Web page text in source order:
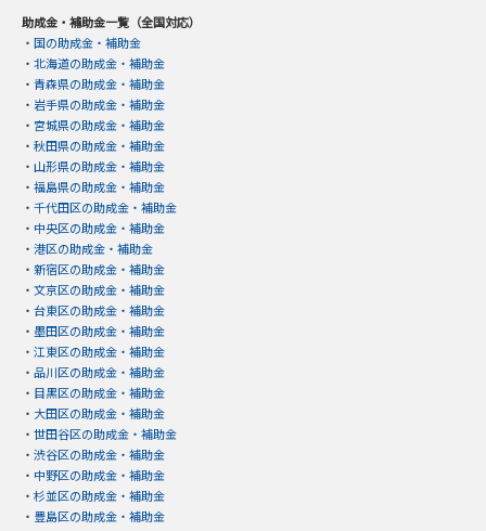
助成金・補助金一覧（全国対応）
・ 国の助成金・補助金
・ 北海道の助成金・補助金
・ 青森県の助成金・補助金
・ 岩手県の助成金・補助金
・ 宮城県の助成金・補助金
・ 秋田県の助成金・補助金
・ 山形県の助成金・補助金
・ 福島県の助成金・補助金
・ 千代田区の助成金・補助金
・ 中央区の助成金・補助金
・ 港区の助成金・補助金
・ 新宿区の助成金・補助金
・ 文京区の助成金・補助金
・ 台東区の助成金・補助金
・ 墨田区の助成金・補助金
・ 江東区の助成金・補助金
・ 品川区の助成金・補助金
・ 目黒区の助成金・補助金
・ 大田区の助成金・補助金
・ 世田谷区の助成金・補助金
・ 渋谷区の助成金・補助金
・ 中野区の助成金・補助金
・ 杉並区の助成金・補助金
・ 豊島区の助成金・補助金